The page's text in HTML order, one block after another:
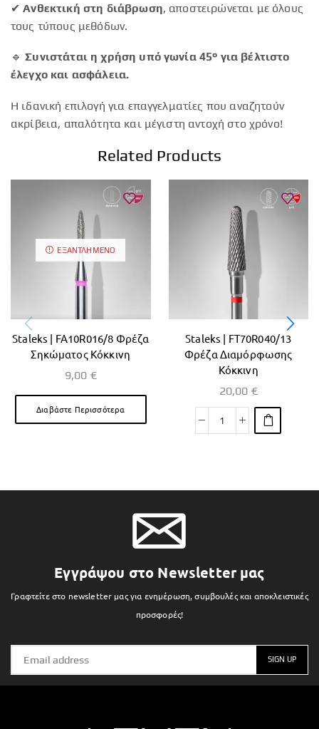
✔Ανθεκτική στη διάβρωση, αποστειρώνεται με όλους
τους τύπους μεθόδων.
🔹Συνιστάται η χρήση υπό γωνία 45° για βέλτιστο
έλεγχο και ασφάλεια.
Η ιδανική επιλογή για επαγγελματίες που αναζητούν
ακρίβεια, απαλότητα και μέγιστη αντοχή στο χρόνο!
Related Products
ΕΞΑΝΤΛΗΜΈΝΟ
Staleks | FA10R016/8 Φρέζα
Σηκώματος Κόκκινη
9,00 €
Διαβάστε Περισσότερα
Staleks | FT70R040/13
Φρέζα Διαμόρφωσης
Κόκκινη
20,00 €
Εγγράψου στο Newsletter μας
Γραφτείτε στο newsletter μας για ενημέρωση, συμβουλές και αποκλειστικές
προσφορές!